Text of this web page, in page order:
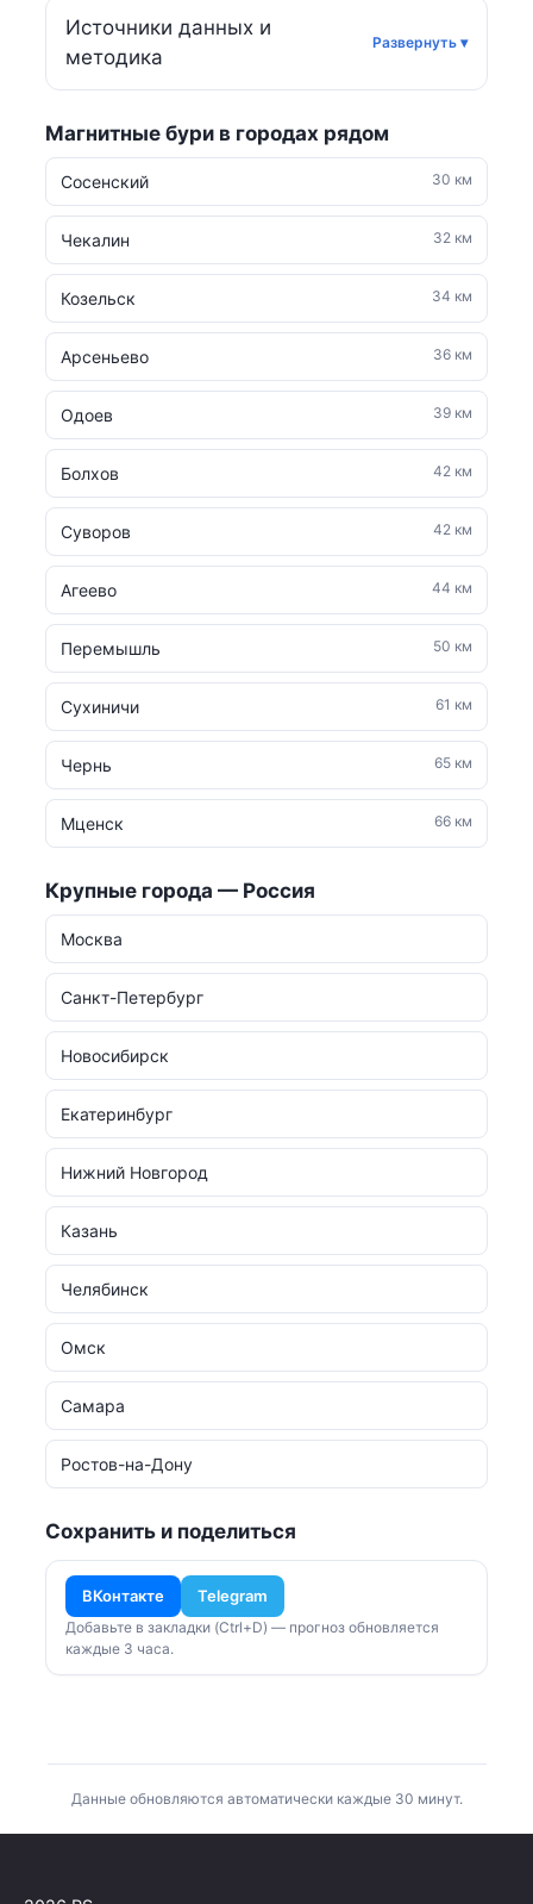
Источники данных и
методика
Магнитные бури в городах рядом
Сосенский 30 км
Чекалин 32 км
Козельск 34 км
Арсеньево 36 км
Одоев 39 км
Болхов 42 км
Суворов 42 км
Агеево 44 км
Перемышль 50 км
Сухиничи 61 км
Чернь 65 км
Мценск 66 км
Крупные города — Россия
Москва
Санкт-Петербург
Новосибирск
Екатеринбург
Нижний Новгород
Казань
Челябинск
Омск
Самара
Ростов-на-Дону
Сохранить и поделиться
ВКонтакте Telegram
Добавьте в закладки (Ctrl+D) — прогноз обновляется
каждые 3 часа.
Данные обновляются автоматически каждые 30 минут.